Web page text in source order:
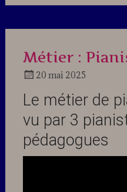
Comment
Métier :
20 mai 2025
Jazz
Le métier de
vu par 3
pédagogues